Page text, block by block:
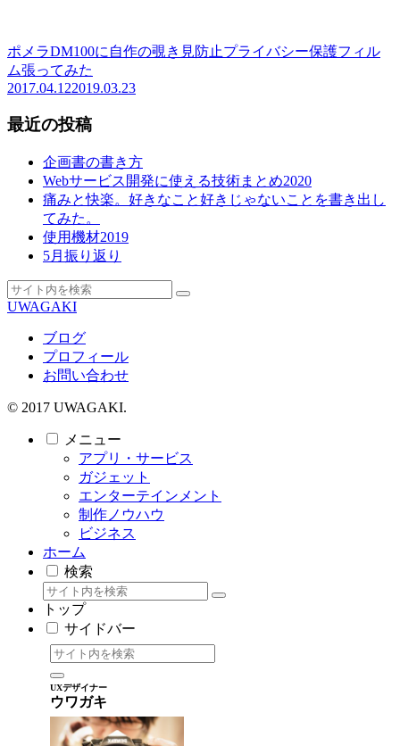
ポメラDM100に自作の覗き見防止プライバシー保護フィル
ム張ってみた
2017.04.122019.03.23
最近の投稿
企画書の書き方
Webサービス開発に使える技術まとめ2020
痛みと快楽。好きなこと好きじゃないことを書き出し
てみた。
使用機材2019
5月振り返り
UWAGAKI
ブログ
プロフィール
お問い合わせ
© 2017 UWAGAKI.
メニュー
アプリ・サービス
ガジェット
エンターテインメント
制作ノウハウ
ビジネス
ホーム
検索
トップ
サイドバー
UXデザイナー
ウワガキ